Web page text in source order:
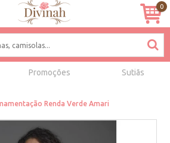
0
Promoções Sutiãs
Renda Verde Amari